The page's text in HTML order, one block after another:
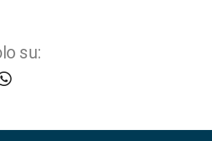
su: